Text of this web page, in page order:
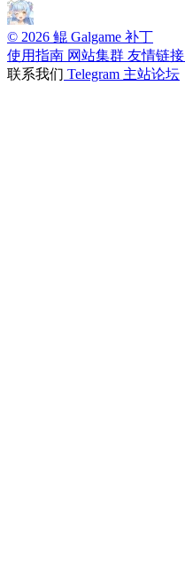
© 2026 鲲 Galgame 补丁
使用指南 网站集群 友情链接
联系我们 Telegram 主站论坛